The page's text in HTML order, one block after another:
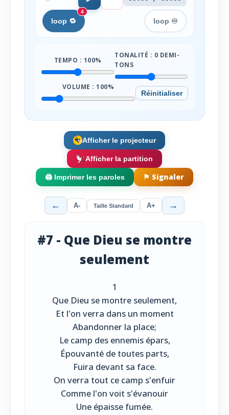
loop 🔁
4
loop ♾️
TEMPO : 100%
TONALITÉ : 0 DEMI-
TONS
VOLUME :100%
Réinitialiser
Afficher le projecteur
Afficher la partition
🖨️ Imprimer les paroles ⚑ Signaler
← A- Taille Standard A+ →
#7 - Que Dieu se montre
seulement
1
Que Dieu se montre seulement,
Et l'on verra dans un moment
Abandonner la place;
Le camp des ennemis épars,
Épouvanté de toutes parts,
Fuira devant sa face.
On verra tout ce camp s'enfuir
Comme l'on voit s'évanouir
Une épaisse fumée.